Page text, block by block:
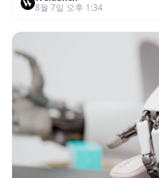
8월 7일 오후 1:34